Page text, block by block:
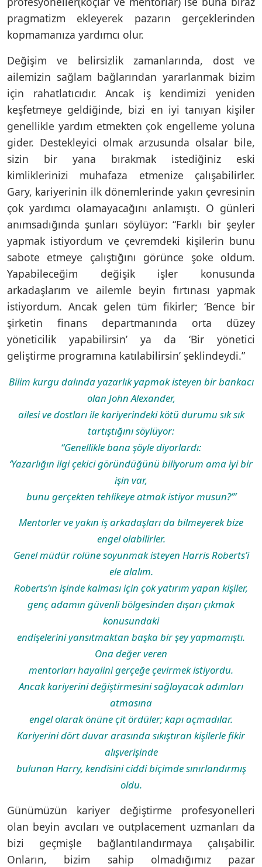
pragmatizm ekleyerek pazarın gerçeklerinden
kopmamanıza yardımcı olur.
Değişim ve belirsizlik zamanlarında, dost ve
ailemizin sağlam bağlarından yararlanmak bizim
için rahatlatıcıdır. Ancak iş kendimizi yeniden
keşfetmeye geldiğinde, bizi en iyi tanıyan kişiler
genellikle yardım etmekten çok engelleme yoluna
gider. Destekleyici olmak arzusunda olsalar bile,
sizin bir yana bırakmak istediğiniz eski
kimliklerinizi muhafaza etmenize çalışabilirler.
Gary, kariyerinin ilk dönemlerinde yakın çevresinin
çok yardımcı olamayacağını anlamıştı. O günleri
anımsadığında şunları söylüyor: “Farklı bir şeyler
yapmak istiyordum ve çevremdeki kişilerin bunu
sabote etmeye çalıştığını görünce şoke oldum.
Yapabileceğim değişik işler konusunda
arkadaşlarım ve ailemle beyin fırtınası yapmak
istiyordum. Ancak gelen tüm fikirler; ‘Bence bir
şirketin finans departmanında orta düzey
yöneticilik yapabilirsin’ ya da ‘Bir yönetici
geliştirme programına katılabilirsin’ şeklindeydi.”
Bilim kurgu dalında yazarlık yapmak isteyen bir bankacı
olan John Alexander,
ailesi ve dostları ile kariyerindeki kötü durumu sık sık
tartıştığını söylüyor:
“Genellikle bana şöyle diyorlardı:
‘Yazarlığın ilgi çekici göründüğünü biliyorum ama iyi bir
işin var,
bunu gerçekten tehlikeye atmak istiyor musun?’”
Mentorler ve yakın iş arkadaşları da bilmeyerek bize
engel olabilirler.
Genel müdür rolüne soyunmak isteyen Harris Roberts’i
ele alalım.
Roberts’ın işinde kalması için çok yatırım yapan kişiler,
genç adamın güvenli bölgesinden dışarı çıkmak
konusundaki
endişelerini yansıtmaktan başka bir şey yapmamıştı.
Ona değer veren
mentorları hayalini gerçeğe çevirmek istiyordu.
Ancak kariyerini değiştirmesini sağlayacak adımları
atmasına
engel olarak önüne çit ördüler; kapı açmadılar.
Kariyerini dört duvar arasında sıkıştıran kişilerle fikir
alışverişinde
bulunan Harry, kendisini ciddi biçimde sınırlandırmış
oldu.
Günümüzün kariyer değiştirme profesyonelleri
olan beyin avcıları ve outplacement uzmanları da
bizi geçmişle bağlantılandırmaya çalışabilir.
Onların, bizim sahip olmadığımız pazar